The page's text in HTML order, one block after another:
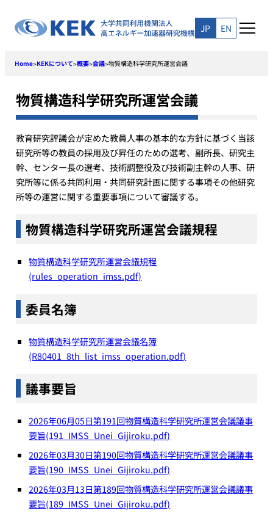
content
JP EN
Home>KEKについて>概要>会議>物質構造科学研究所運営会議
物質構造科学研究所運営会議
教育研究評議会が定めた教員人事の基本的な方針に基づく当該
研究所等の教員の採用及び昇任のための選考、副所長、研究主
幹、センター長の選考、技術調整役及び技術副主幹の人事、研
究所等に係る共同利用・共同研究計画に関する事項その他研究
所等の運営に関する重要事項について審議する。
物質構造科学研究所運営会議規程
物質構造科学研究所運営会議規程
(rules_operation_imss.pdf)
委員名簿
物質構造科学研究所運営会議名簿
(R80401_8th_list_imss_operation.pdf)
議事要旨
2026年06月05日第191回物質構造科学研究所運営会議議事
要旨(191_IMSS_Unei_Gijiroku.pdf)
2026年03月30日第190回物質構造科学研究所運営会議議事
要旨(190_IMSS_Unei_Gijiroku.pdf)
2026年03月13日第189回物質構造科学研究所運営会議議事
要旨(189_IMSS_Unei_Gijiroku.pdf)